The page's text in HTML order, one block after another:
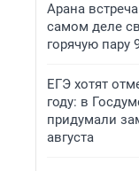
Арана
самом деле
горячую пару
ЕГЭ хотят
году: в
придумали
августа